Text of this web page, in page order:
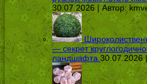
30.07.2026 | Автор:
— секрет
ландшафта 30.07.2026